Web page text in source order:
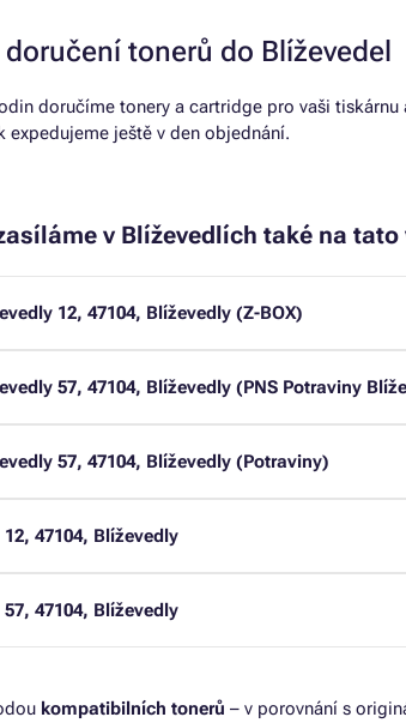
doručení tonerů do Blíževedel
doručíme tonery a cartridge pro vaši tiskárnu
expedujeme ještě v den objednání.
v Blíževedlích také na
12, 47104, Blíževedly (Z-BOX)
57, 47104, Blíževedly (PNS Potraviny
57, 47104, Blíževedly (Potraviny)
47104, Blíževedly
47104, Blíževedly
kompatibilních tonerů – v porovnání s